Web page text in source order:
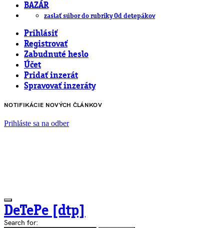
BAZÁR
zaslať súbor do rubriky Od detepákov
Prihlásiť
Registrovať
Zabudnuté heslo
Účet
Pridať inzerát
Spravovať inzeráty
NOTIFIKÁCIE NOVÝCH ČLÁNKOV
Prihláste sa na odber
DeTePe [dtp]
Search for: